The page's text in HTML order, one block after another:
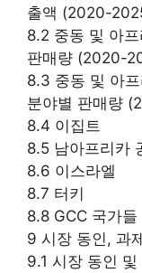
출액 (2020-
8.2 중동 및 아
판매량 (2020-
8.3 중동 및 아
분야별 판매량
8.4 이집트
8.5 남아프리카
8.6 이스라엘
8.7 터키
8.8 GCC 국가들
9 시장 동인, 과
9.1 시장 동인 및